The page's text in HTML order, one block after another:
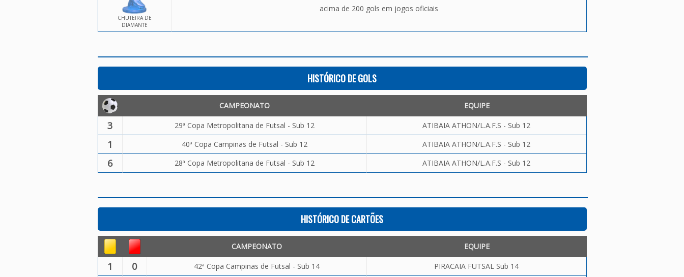
CHUTEIRA DE
DIAMANTE
acima de 200 gols em jogos oficiais
HISTÓRICO DE GOLS
CAMPEONATO EQUIPE
3 29ª Copa Metropolitana de Futsal - Sub 12 ATIBAIA ATHON/L.A.F.S - Sub 12
1 40ª Copa Campinas de Futsal - Sub 12 ATIBAIA ATHON/L.A.F.S - Sub 12
6 28ª Copa Metropolitana de Futsal - Sub 12 ATIBAIA ATHON/L.A.F.S - Sub 12
HISTÓRICO DE CARTÕES
CAMPEONATO EQUIPE
1 0 42ª Copa Campinas de Futsal - Sub 14 PIRACAIA FUTSAL Sub 14